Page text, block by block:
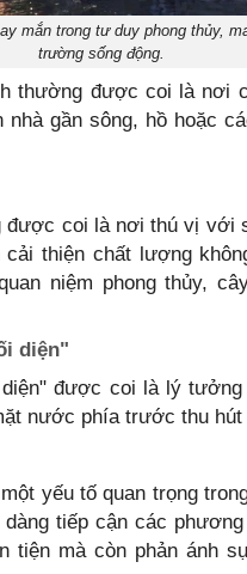
mắn trong tư duy phong thủy,
trường sống động.
thường được coi là nơi
nhà gần sông, hồ hoặc
được coi là nơi thú vị với
thiện chất lượng
niệm phong thủy,
diện"
được coi là lý tưởng
nước phía trước thu
yếu tố quan trọng
tiếp cận các
tiện mà còn phản ánh